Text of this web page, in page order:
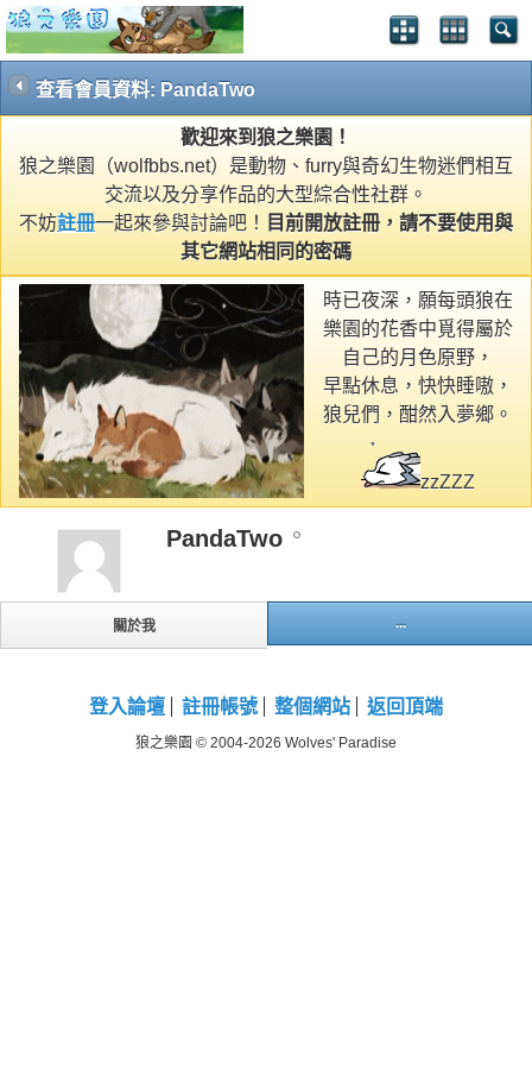
查看會員資料: PandaTwo
歡迎來到狼之樂園！
狼之樂園（wolfbbs.net）是動物、furry與奇幻生物迷們相互
交流以及分享作品的大型綜合性社群。
不妨註冊一起來參與討論吧！
目前開放註冊，請不要使用與
其它網站相同的密碼
時已夜深，願每頭狼在
樂園的花香中覓得屬於
自己的月色原野，
早點休息，快快睡嗷，
狼兒們，酣然入夢鄉。
zzZZZ
PandaTwo
關於我 ...
登入論壇 註冊帳號 整個網站 返回頂端
狼之樂園 © 2004-2026 Wolves' Paradise